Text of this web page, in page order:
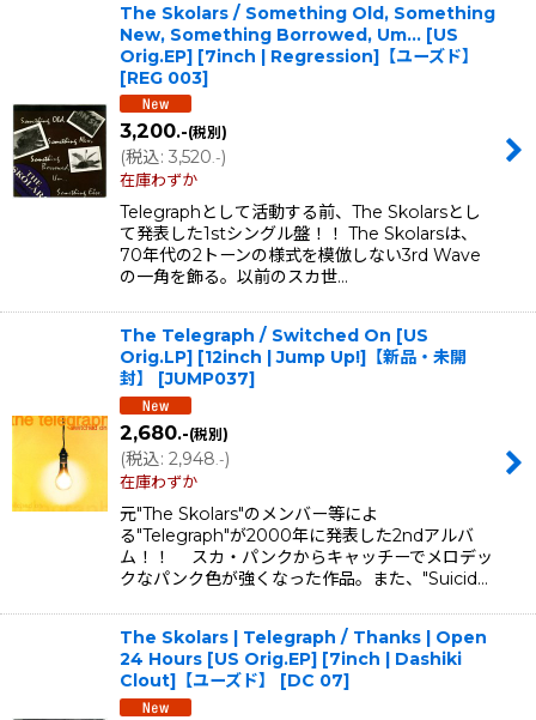
The Skolars / Something Old, Something
New, Something Borrowed, Um... [US
Orig.EP] [7inch | Regression]【ユーズド】
[REG 003]
3,200.-(税別)
(税込: 3,520.-)
在庫わずか
Telegraphとして活動する前、The Skolarsとし
て発表した1stシングル盤！！ The Skolarsは、
70年代の2トーンの様式を模倣しない3rd Wave
の一角を飾る。以前のスカ世…
The Telegraph / Switched On [US
Orig.LP] [12inch | Jump Up!]【新品・未開
封】
[JUMP037]
2,680.-(税別)
(税込: 2,948.-)
在庫わずか
元"The Skolars"のメンバー等によ
る"Telegraph"が2000年に発表した2ndアルバ
ム！！ スカ・パンクからキャッチーでメロデッ
クなパンク色が強くなった作品。また、"Suicid…
The Skolars | Telegraph / Thanks | Open
24 Hours [US Orig.EP] [7inch | Dashiki
Clout]【ユーズド】
[DC 07]